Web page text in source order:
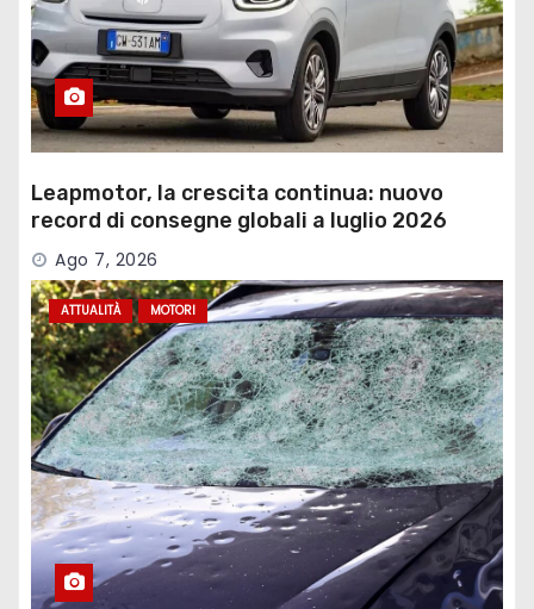
Leapmotor, la crescita continua: nuovo
record di consegne globali a luglio 2026
Ago 7, 2026
ATTUALITÀ MOTORI